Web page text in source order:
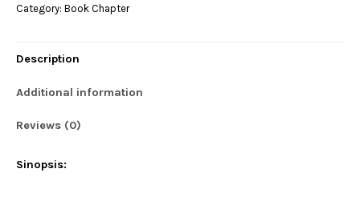
Pandemi
19
Category: Book Chapter
Description
Additional information
Reviews (0)
Sinopsis: